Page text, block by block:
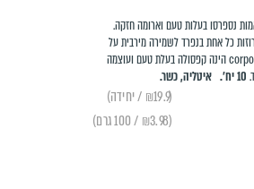
נספרסו בעלות טעם וארומה חזקה.
כל אחת בנפרד לשמירה מירבית על
טריות וטעם. corpo הינה קפסולה בעלת טעם ועוצמה
10 יח׳. איטליה, כשר.
(₪19.9 / יחידה)
(₪3.98 / 100 גרם)